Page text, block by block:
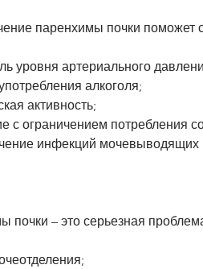
паренхимы почки
уровня артериального
алкоголя;
активность;
с ограничением потребления
инфекций мочевыводящих
почки – это серьезная